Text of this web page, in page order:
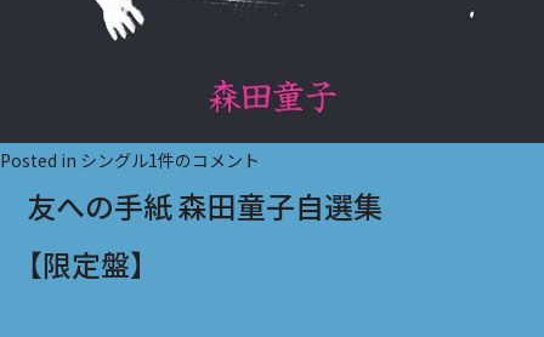
Posted in シングルセ
ル
ロ
1件のコメント
友への手紙 森田童子自選集
【限定盤】